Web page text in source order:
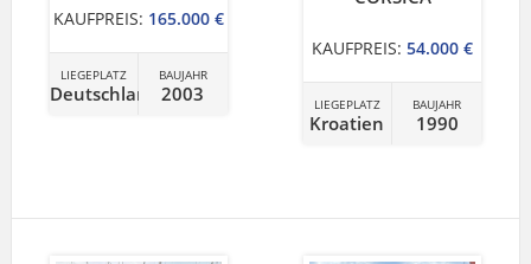
KAUFPREIS: 165.000 €
LIEGEPLATZ
Deutschland
BAUJAHR
2003
KAUFPREIS: 54.000 €
LIEGEPLATZ
Kroatien
BAUJAHR
1990